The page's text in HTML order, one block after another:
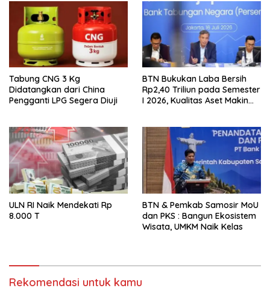
Tabung CNG 3 Kg
Didatangkan dari China
Pengganti LPG Segera Diuji
BTN Bukukan Laba Bersih
Rp2,40 Triliun pada Semester
I 2026, Kualitas Aset Makin
ULN RI Naik Mendekati Rp
8.000 T
BTN & Pemkab Samosir MoU
dan PKS : Bangun Ekosistem
Wisata, UMKM Naik Kelas
Rekomendasi untuk kamu